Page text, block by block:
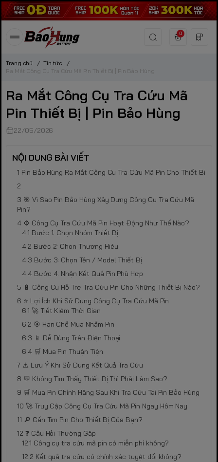
0
Trang chủ / Tin tức
/
Ra Mắt Công Cụ Tra Cứu Mã Pin Thiết Bị | Pin Bảo Hùng
Ra Mắt Công Cụ Tra Cứu Mã
Pin Thiết Bị | Pin Bảo Hùng
22/05/2026
NỘI DUNG BÀI VIẾT
Pin Bảo Hùng Ra Mắt Công Cụ Tra Cứu Mã Pin Cho Thiết Bị
🎯 Vì Sao Pin Bảo Hùng Xây Dựng Công Cụ Tra Cứu Mã
Pin?
⚙️ Công Cụ Tra Cứu Mã Pin Hoạt Động Như Thế Nào?
Bước 1: Chọn Nhóm Thiết Bị
Bước 2: Chọn Thương Hiệu
Bước 3: Chọn Tên / Model Thiết Bị
Bước 4: Nhận Kết Quả Pin Phù Hợp
🔋 Công Cụ Hỗ Trợ Tra Cứu Pin Cho Những Thiết Bị Nào?
⭐ Lợi Ích Khi Sử Dụng Công Cụ Tra Cứu Mã Pin
🚀 Tiết Kiệm Thời Gian
🎯 Hạn Chế Mua Nhầm Pin
📱 Dễ Dùng Trên Điện Thoại
🛒 Mua Pin Thuận Tiện
⚠️ Lưu Ý Khi Sử Dụng Kết Quả Tra Cứu
💬 Không Tìm Thấy Thiết Bị Thì Phải Làm Sao?
🛒 Mua Pin Chính Hãng Sau Khi Tra Cứu Tại Pin Bảo Hùng
🚀 Truy Cập Công Cụ Tra Cứu Mã Pin Ngay Hôm Nay
🔎 Cần Tìm Pin Cho Thiết Bị Của Bạn?
❓ Câu Hỏi Thường Gặp
Công cụ tra cứu mã pin có miễn phí không?
Kết quả tra cứu có chính xác tuyệt đối không?